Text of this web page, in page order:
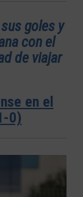
goles y
con el
de viajar
en el
0)